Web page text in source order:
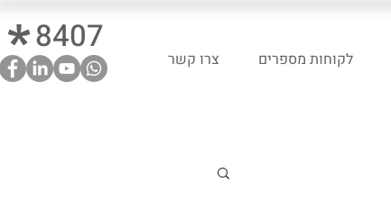
8407
לקוחות מספרים צרו קשר